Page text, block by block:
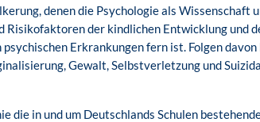
denen die Psychologie als Wissenschaft
Risikofaktoren der kindlichen Entwicklung und
Erkrankungen fern ist. Folgen davon
Gewalt, Selbstverletzung und
die in und um Deutschlands Schulen